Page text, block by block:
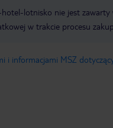
lotnisko nie jest
w trakcie procesu
i informacjami MSZ